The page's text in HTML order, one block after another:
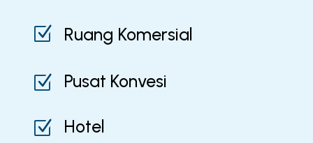
Z Ruang Komersial
Z Pusat Konvesi
Z Hotel